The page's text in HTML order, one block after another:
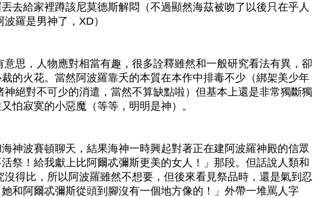
去給家裡蹲該尼莫德斯解悶（不過顯然海茲被吻了以後只在乎人
羅是男神了，XD）
意思，人物應對相當有趣，很多詮釋雖然和一般研究看法有異，卻
的火花。當然阿波羅靠夭的本質在本作中排毒不少（綁架美少年
神絕對不可少的消遣，當然不算缺點啦）但基本上還是非常獨斷獨
怕寂寞的小惡魔（等等，明明是神）。
神波賽頓聊天，結果海神一時興起對著正在建阿波羅神殿的信眾
祭！給我獻上比阿爾忒彌斯更美的女人！」那段。但話說人類和
沒得比，所以阿波羅雖然不想要，但後來看見祭品時，還是氣到忍
和阿爾忒彌斯從頭到腳沒有一個地方像的！」外帶一堆罵人字